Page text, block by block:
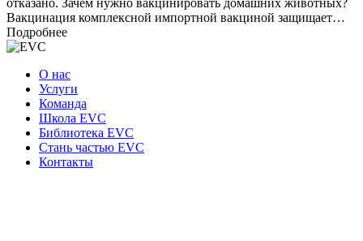
Вакцинация комплексной импортной вакциной защищает…
Подробнее
О нас
Услуги
Команда
Школа EVC
Библиотека EVC
Стань частью EVC
Контакты